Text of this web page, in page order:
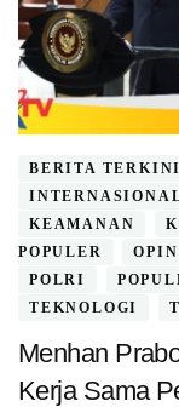
BERITA TERKINI
KEAMANAN
POPULER
POLRI
TEKNOLOGI
Menhan
Kerja Sama